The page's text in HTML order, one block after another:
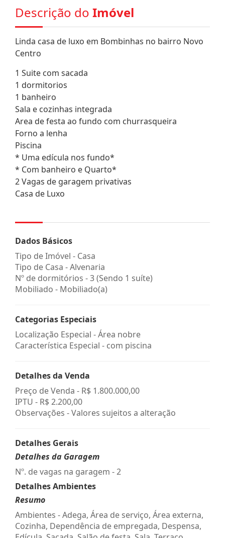
Descrição do Imóvel
Linda casa de luxo em Bombinhas no bairro Novo
Centro
1 Suite com sacada
1 dormitorios
1 banheiro
Sala e cozinhas integrada
Area de festa ao fundo com churrasqueira
Forno a lenha
Piscina
* Uma edícula nos fundo*
* Com banheiro e Quarto*
2 Vagas de garagem privativas
Casa de Luxo
Dados Básicos
Tipo de Imóvel - Casa
Tipo de Casa - Alvenaria
Nº de dormitórios - 3 (Sendo 1 suíte)
Mobiliado - Mobiliado(a)
Categorias Especiais
Localização Especial - Área nobre
Característica Especial - com piscina
Detalhes da Venda
Preço de Venda - R$ 1.800.000,00
IPTU - R$ 2.200,00
Observações - Valores sujeitos a alteração
Detalhes Gerais
Detalhes da Garagem
Nº. de vagas na garagem - 2
Detalhes Ambientes
Resumo
Ambientes - Adega, Área de serviço, Área externa,
Cozinha, Dependência de empregada, Despensa,